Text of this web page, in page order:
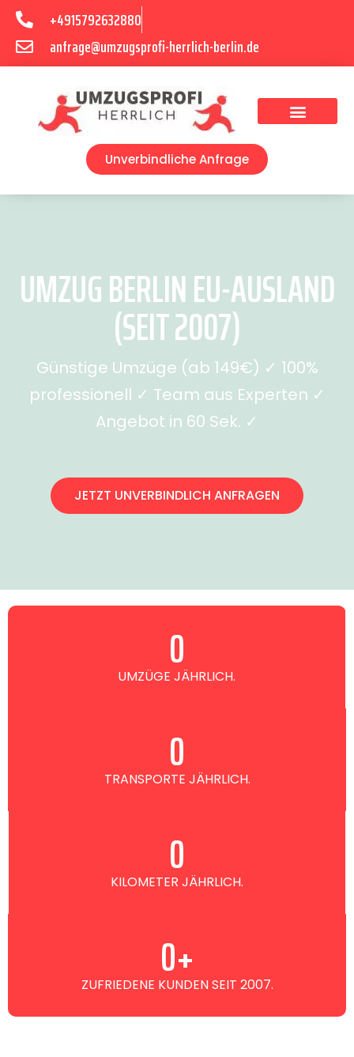
+4915792632880
anfrage@umzugsprofi-herrlich-berlin.de
Unverbindliche Anfrage
UMZUG BERLIN EU-AUSLAND
(SEIT 2007)
Günstige Umzüge (ab 149€) ✓ 100%
professionell ✓ Team aus Experten ✓
Angebot in 60 Sek. ✓
JETZT UNVERBINDLICH ANFRAGEN
UMZÜGE JÄHRLICH.
0
TRANSPORTE JÄHRLICH.
0
KILOMETER JÄHRLICH.
0
ZUFRIEDENE KUNDEN SEIT 2007.
0+